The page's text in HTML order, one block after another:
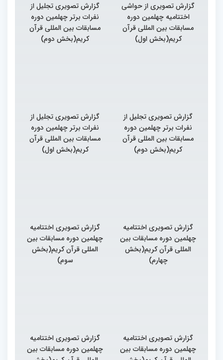
گزارش تصویری از حواشی
اختتامیه چهلمین دوره
مسابقات بین المللی قرآن
کریم(بخش اول)
گزارش تصویری تجلیل از
نفرات برتر چهلمین دوره
مسابقات بین المللی قرآن
کریم(بخش دوم)
گزارش تصویری تجلیل از
نفرات برتر چهلمین دوره
مسابقات بین المللی قرآن
کریم(بخش دوم)
گزارش تصویری تجلیل از
نفرات برتر چهلمین دوره
مسابقات بین المللی قرآن
کریم(بخش اول)
گزارش تصویری اختتامیه
چهلمین دوره مسابقات بین
المللی قرآن کریم(بخش
چهارم)
گزارش تصویری اختتامیه
چهلمین دوره مسابقات بین
المللی قرآن کریم(بخش
سوم)
گزارش تصویری اختتامیه
چهلمین دوره مسابقات بین
گزارش تصویری اختتامیه
چهلمین دوره مسابقات بین